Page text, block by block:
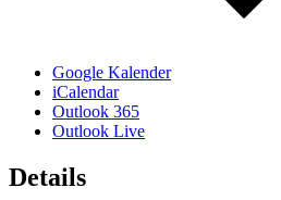
Google Kalender
iCalendar
Outlook 365
Outlook Live
Details